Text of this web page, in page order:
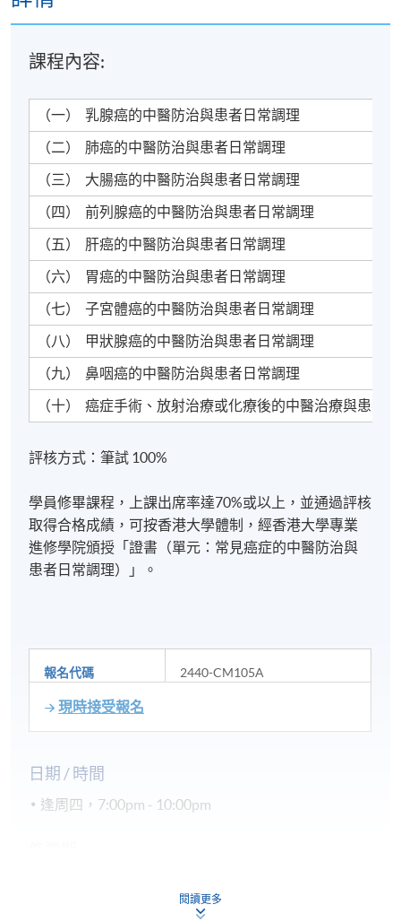
課程內容:
（一） 乳腺癌的中醫防治與患者日常調理
（二） 肺癌的中醫防治與患者日常調理
（三） 大腸癌的中醫防治與患者日常調理
（四） 前列腺癌的中醫防治與患者日常調理
（五） 肝癌的中醫防治與患者日常調理
（六） 胃癌的中醫防治與患者日常調理
（七） 子宮體癌的中醫防治與患者日常調理
（八） 甲狀腺癌的中醫防治與患者日常調理
（九） 鼻咽癌的中醫防治與患者日常調理
（十） 癌症手術、放射治療或化療後的中醫治療與患者
評核方式：筆試 100%
學員修畢課程，上課出席率達70%或以上，並通過評核
取得合格成績，可按香港大學體制，經香港大學專業
進修學院頒授「證書（單元：常見癌症的中醫防治與
患者日常調理）」。
報名代碼 2440-CM105A
現時接受報名
日期 / 時間
逢周四，7:00pm - 10:00pm
閱讀更多